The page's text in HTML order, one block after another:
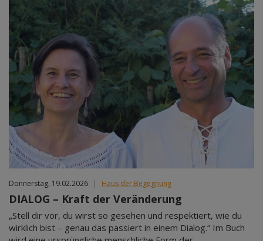
Donnerstag, 19.02.2026 | Haus der Begegnung
DIALOG – Kraft der Veränderung
„Stell dir vor, du wirst so gesehen und respektiert, wie du
wirklich bist – genau das passiert in einem Dialog.“ Im Buch